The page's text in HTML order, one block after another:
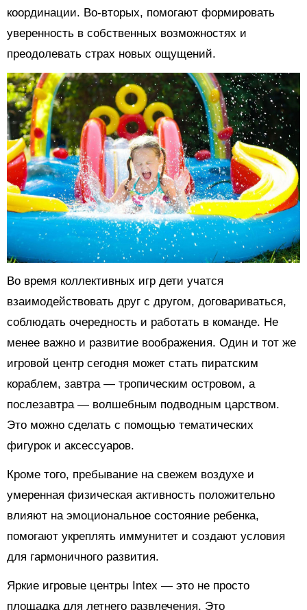
координации. Во-вторых, помогают формировать
уверенность в собственных возможностях и
преодолевать страх новых ощущений.
Во время коллективных игр дети учатся
взаимодействовать друг с другом, договариваться,
соблюдать очередность и работать в команде. Не
менее важно и развитие воображения. Один и тот же
игровой центр сегодня может стать пиратским
кораблем, завтра — тропическим островом, а
послезавтра — волшебным подводным царством.
Это можно сделать с помощью тематических
фигурок и аксессуаров.
Кроме того, пребывание на свежем воздухе и
умеренная физическая активность положительно
влияют на эмоциональное состояние ребенка,
помогают укреплять иммунитет и создают условия
для гармоничного развития.
Яркие игровые центры Intex — это не просто
площадка для летнего развлечения. Это